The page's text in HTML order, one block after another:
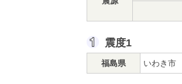
震度1
福島県 いわき市